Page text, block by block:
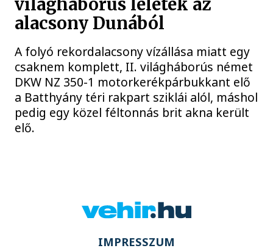
világháborús leletek az
alacsony Dunából
A folyó rekordalacsony vízállása miatt egy
csaknem komplett, II. világháborús német
DKW NZ 350-1 motorkerékpárbukkant elő
a Batthyány téri rakpart sziklái alól, máshol
pedig egy közel féltonnás brit akna került
elő.
IMPRESSZUM